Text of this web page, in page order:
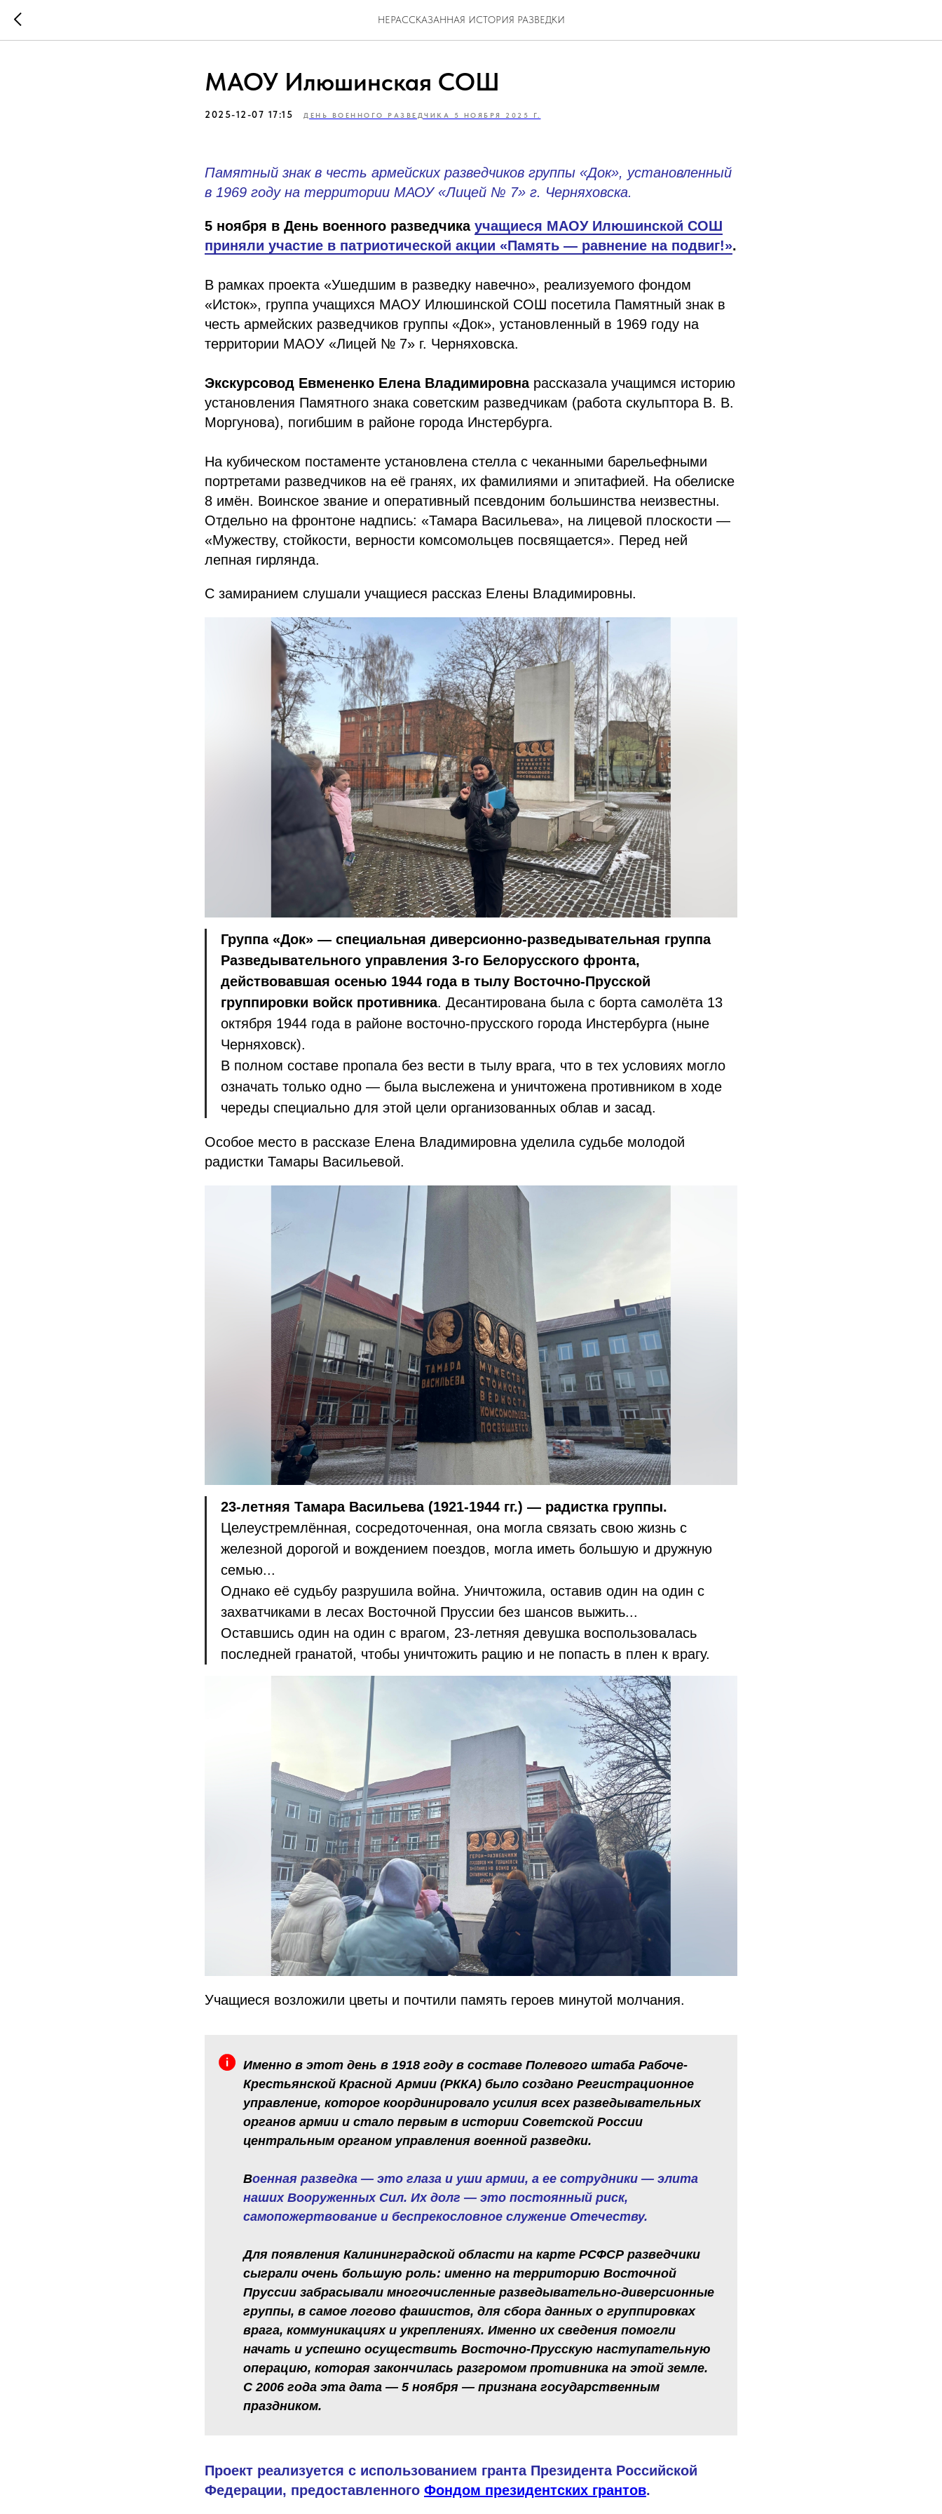
НЕРАССКАЗАННАЯ ИСТОРИЯ РАЗВЕДКИ
МАОУ Илюшинская СОШ
2025-12-07 17:15 ДЕНЬ ВОЕННОГО РАЗВЕДЧИКА 5 НОЯБРЯ 2025 Г.
Памятный знак в честь армейских разведчиков группы «Док», установленный
в 1969 году на территории МАОУ «Лицей № 7» г. Черняховска.
5 ноября в День военного разведчика учащиеся МАОУ Илюшинской СОШ
приняли участие в патриотической акции «Память — равнение на подвиг!».
В рамках проекта «Ушедшим в разведку навечно», реализуемого фондом
«Исток», группа учащихся МАОУ Илюшинской СОШ посетила Памятный знак в
честь армейских разведчиков группы «Док», установленный в 1969 году на
территории МАОУ «Лицей № 7» г. Черняховска.
Экскурсовод Евмененко Елена Владимировнарассказала учащимся историю
установления Памятного знака советским разведчикам (работа скульптора В. В.
Моргунова), погибшим в районе города Инстербурга.
На кубическом постаменте установлена стелла с чеканными барельефными
портретами разведчиков на её гранях, их фамилиями и эпитафией. На обелиске
8 имён. Воинское звание и оперативный псевдоним большинства неизвестны.
Отдельно на фронтоне надпись: «Тамара Васильева», на лицевой плоскости —
«Мужеству, стойкости, верности комсомольцев посвящается». Перед ней
лепная гирлянда.
С замиранием слушали учащиеся рассказ Елены Владимировны.
Группа «Док» — специальная диверсионно-разведывательная группа
Разведывательного управления 3-го Белорусского фронта,
действовавшая осенью 1944 года в тылу Восточно-Прусской
группировки войск противника. Десантирована была с борта самолёта 13
октября 1944 года в районе восточно-прусского города Инстербурга (ныне
Черняховск).
В полном составе пропала без вести в тылу врага, что в тех условиях могло
означать только одно — была выслежена и уничтожена противником в ходе
череды специально для этой цели организованных облав и засад.
Особое место в рассказе Елена Владимировна уделила судьбе молодой
радистки Тамары Васильевой.
23-летняя Тамара Васильева (1921-1944 гг.) — радистка группы.
Целеустремлённая, сосредоточенная, она могла связать свою жизнь с
железной дорогой и вождением поездов, могла иметь большую и дружную
семью...
Однако её судьбу разрушила война. Уничтожила, оставив один на один с
захватчиками в лесах Восточной Пруссии без шансов выжить...
Оставшись один на один с врагом, 23-летняя девушка воспользовалась
последней гранатой, чтобы уничтожить рацию и не попасть в плен к врагу.
Учащиеся возложили цветы и почтили память героев минутой молчания.
Именно в этот день в 1918 году в составе Полевого штаба Рабоче-
Крестьянской Красной Армии (РККА) было создано Регистрационное
управление, которое координировало усилия всех разведывательных
органов армии и стало первым в истории Советской России
центральным органом управления военной разведки.
Военная разведка — это глаза и уши армии, а ее сотрудники — элита
наших Вооруженных Сил. Их долг — это постоянный риск,
самопожертвование и беспрекословное служение Отечеству.
Для появления Калининградской области на карте РСФСР разведчики
сыграли очень большую роль: именно на территорию Восточной
Пруссии забрасывали многочисленные разведывательно-диверсионные
группы, в самое логово фашистов, для сбора данных о группировках
врага, коммуникациях и укреплениях. Именно их сведения помогли
начать и успешно осуществить Восточно-Прусскую наступательную
операцию, которая закончилась разгромом противника на этой земле.
С 2006 года эта дата — 5 ноября — признана государственным
праздником.
Проект реализуется с использованием гранта Президента Российской
Федерации, предоставленного Фондом президентских грантов.